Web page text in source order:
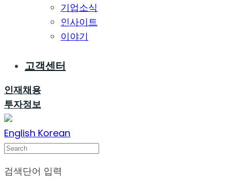
기업소식
인사이트
이야기
고객센터
인재채용
투자정보
English Korean
Search
검색단어 입력